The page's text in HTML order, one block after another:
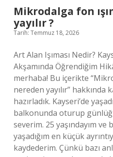
Mikrodalga fon
yayılır ?
Tarih: Temmuz 18, 2026
Art Alan Işıması Nedir?
Akşamında Öğrendiğim
merhaba! Bu içerikte
nereden yayılır” hakkında
hazırladık. Kayseri’de
balkonunda oturup
severim. 25 yaşındayım
yaşadığım en küçük
kaydederim. Çünkü bazı